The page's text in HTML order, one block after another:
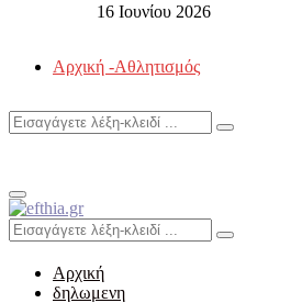
16 Ιουνίου 2026
Αρχική -Αθλητισμός
Search
Search
Primary
Menu
Search
for:
Search
Αρχική
δηλωμενη